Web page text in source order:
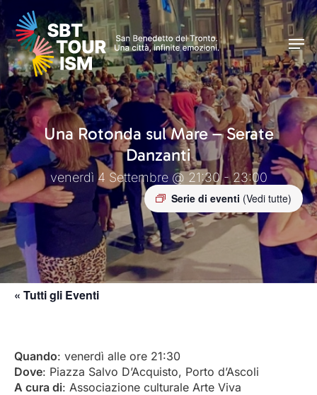
Skip
to
main
content
Una Rotonda sul Mare – Serate
Danzanti
venerdì 4 Settembre @ 21:30 - 23:00
Serie di eventi (Vedi tutte)
« Tutti gli Eventi
Quando: venerdì alle ore 21:30
Dove: Piazza Salvo D’Acquisto, Porto d’Ascoli
A cura di: Associazione culturale Arte Viva